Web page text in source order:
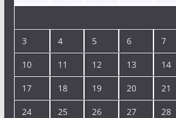
3 4 5 6 7
10 11 12 13 14
17 18 19 20 21
24 25 26 27 28